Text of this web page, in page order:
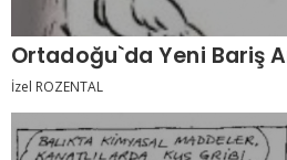
Ortadoğu`da Yeni Bariş
İzel ROZENTAL